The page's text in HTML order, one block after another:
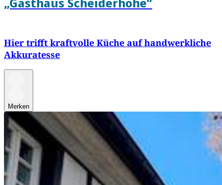
Hier trifft kraftvolle Küche auf handwerkliche
Akkuratesse
Merken